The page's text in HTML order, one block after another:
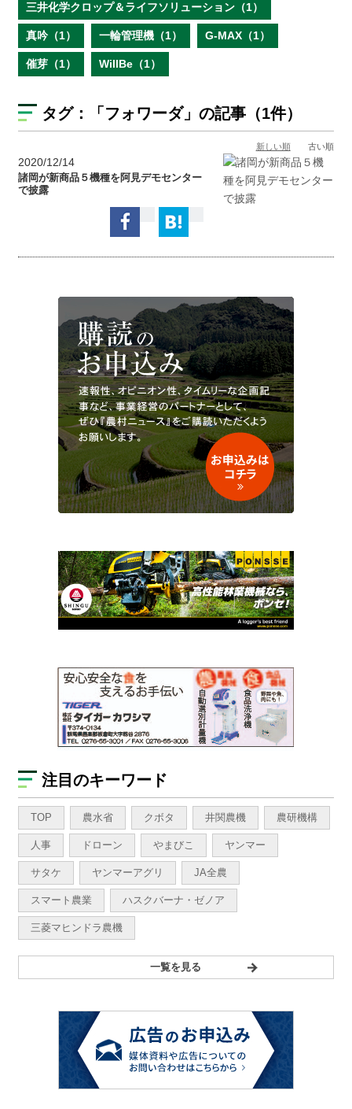
三井化学クロップ＆ライフソリューション（1）
真吟（1） 一輪管理機（1） G-MAX（1）
催芽（1） WillBe（1）
タグ： 「フォワーダ」の記事（1件）
新しい順 古い順
2020/12/14
諸岡が新商品５機種を阿見デモセンター
で披露
注目のキーワード
TOP 農水省 クボタ 井関農機 農研機構
人事 ドローン やまびこ ヤンマー
サタケ ヤンマーアグリ JA全農
スマート農業 ハスクバーナ・ゼノア
三菱マヒンドラ農機
一覧を見る